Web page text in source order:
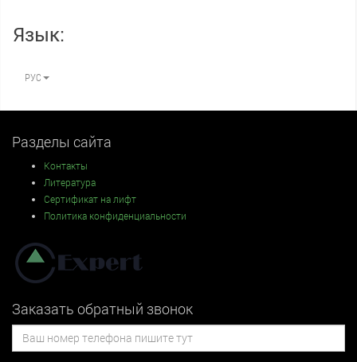
Язык:
РУС
Разделы сайта
Контакты
Литература
Сертификат на лифт
Политика конфиденциальности
Заказать обратный звонок